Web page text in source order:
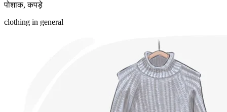
पोशाक,कपड़े
clothing in general